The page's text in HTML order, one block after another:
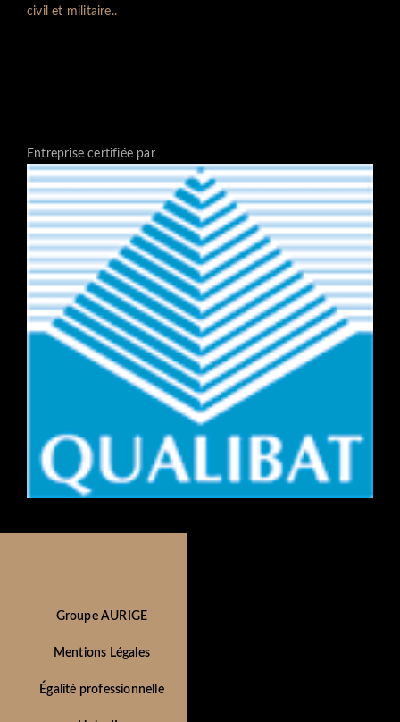
civil et militaire..
Entreprise certifiée par
Groupe AURIGE
Mentions Légales
Égalité professionnelle